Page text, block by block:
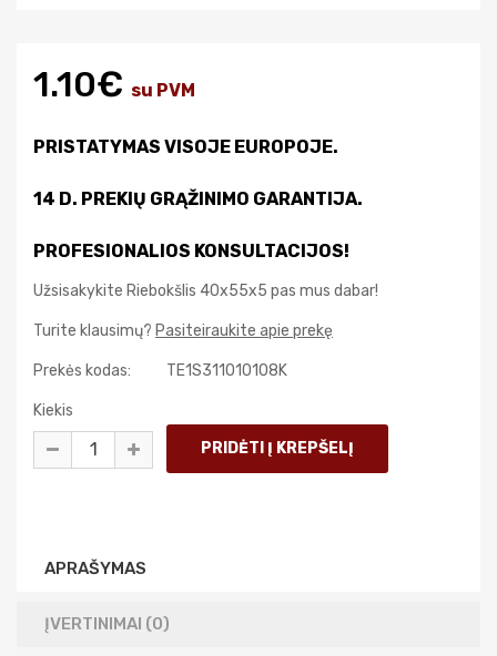
1.10€ su PVM
PRISTATYMAS VISOJE EUROPOJE.
14 D. PREKIŲ GRĄŽINIMO GARANTIJA.
PROFESIONALIOS KONSULTACIJOS!
Užsisakykite Riebokšlis 40x55x5 pas mus dabar!
Turite klausimų? Pasiteiraukite apie prekę
Prekės kodas: TE1S311010108K
Kiekis
APRAŠYMAS
ĮVERTINIMAI (0)